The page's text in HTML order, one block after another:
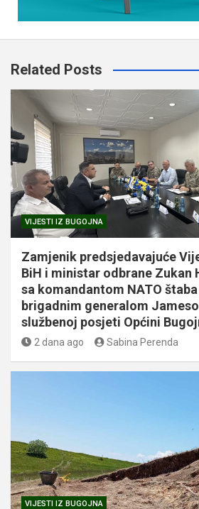
Related Posts
VIJESTI IZ BUGOJNA
Zamjenik predsjedavajuće
BiH i ministar odbrane Zukan
sa komandantom NATO
brigadnim generalom
službenoj posjeti Općini
2 dana ago Sabina Perenda
VIJESTI IZ BUGOJNA